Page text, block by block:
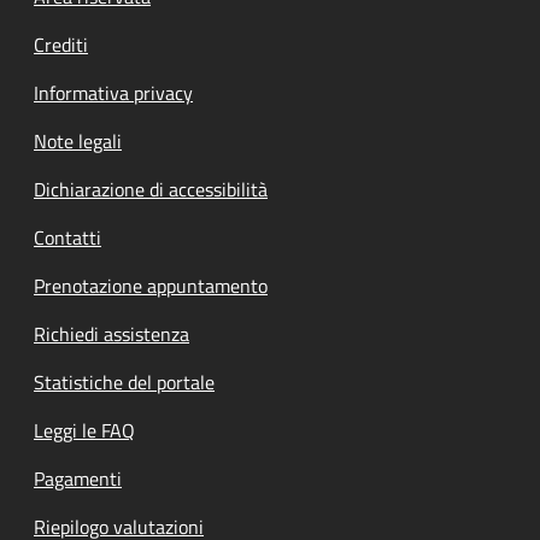
Crediti
Informativa privacy
Note legali
Dichiarazione di accessibilità
Contatti
Prenotazione appuntamento
Richiedi assistenza
Statistiche del portale
Leggi le FAQ
Pagamenti
Riepilogo valutazioni